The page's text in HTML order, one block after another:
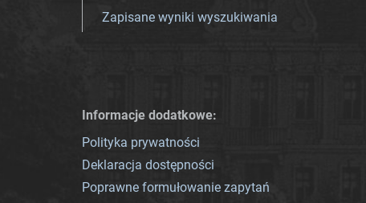
Zapisane wyniki wyszukiwania
Informacje dodatkowe:
Polityka prywatności
Deklaracja dostępności
Poprawne formułowanie zapytań